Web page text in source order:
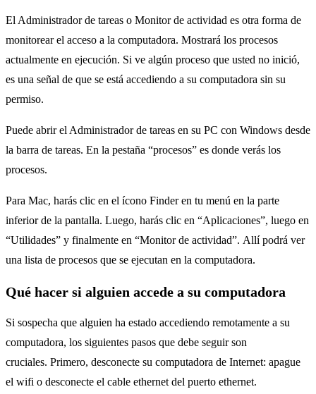
El Administrador de tareas o Monitor de actividad es otra forma de
monitorear el acceso a la computadora. Mostrará los procesos
actualmente en ejecución. Si ve algún proceso que usted no inició,
es una señal de que se está accediendo a su computadora sin su
permiso.
Puede abrir el Administrador de tareas en su PC con Windows desde
la barra de tareas. En la pestaña “procesos” es donde verás los
procesos.
Para Mac, harás clic en el ícono Finder en tu menú en la parte
inferior de la pantalla. Luego, harás clic en “Aplicaciones”, luego en
“Utilidades” y finalmente en “Monitor de actividad”. Allí podrá ver
una lista de procesos que se ejecutan en la computadora.
Qué hacer si alguien accede a su computadora
Si sospecha que alguien ha estado accediendo remotamente a su
computadora, los siguientes pasos que debe seguir son
cruciales. Primero, desconecte su computadora de Internet: apague
el wifi o desconecte el cable ethernet del puerto ethernet.